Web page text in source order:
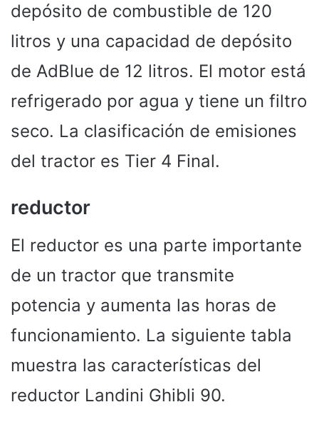
depósito de combustible de 120
litros y una capacidad de depósito
de AdBlue de 12 litros. El motor está
refrigerado por agua y tiene un filtro
seco. La clasificación de emisiones
del tractor es Tier 4 Final.
reductor
El reductor es una parte importante
de un tractor que transmite
potencia y aumenta las horas de
funcionamiento. La siguiente tabla
muestra las características del
reductor Landini Ghibli 90.